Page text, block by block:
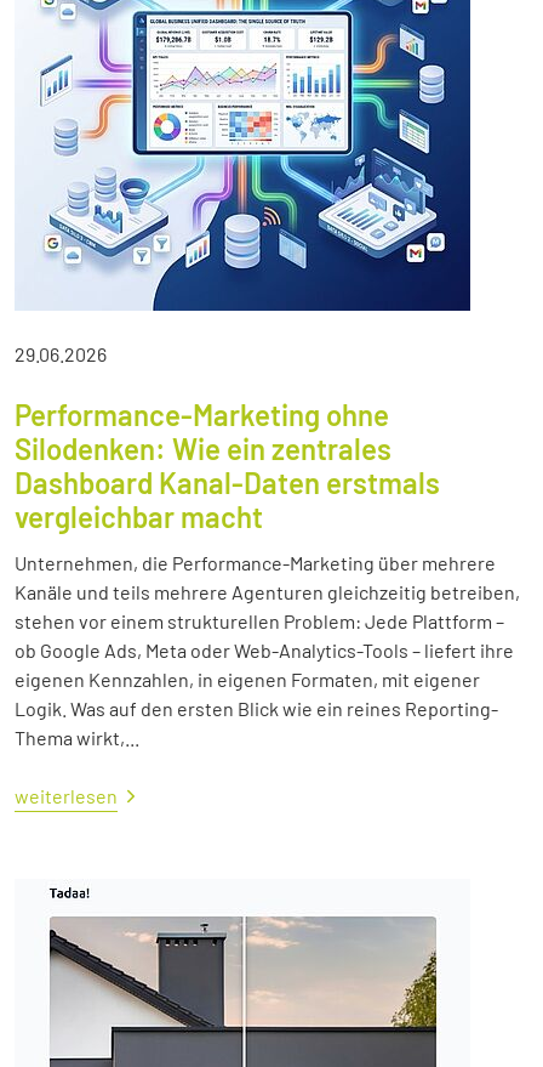
29.06.2026
Performance-Marketing ohne
Silodenken: Wie ein zentrales
Dashboard Kanal-Daten erstmals
vergleichbar macht
Unternehmen, die Performance-Marketing über mehrere
Kanäle und teils mehrere Agenturen gleichzeitig betreiben,
stehen vor einem strukturellen Problem: Jede Plattform –
ob Google Ads, Meta oder Web-Analytics-Tools – liefert ihre
eigenen Kennzahlen, in eigenen Formaten, mit eigener
Logik. Was auf den ersten Blick wie ein reines Reporting-
Thema wirkt,...
weiterlesen